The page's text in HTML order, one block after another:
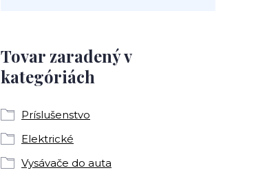
Tovar zaradený v
kategóriách
Príslušenstvo
Elektrické
Vysávače do auta